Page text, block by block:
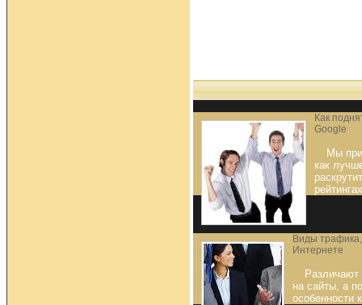
Как
Google
Мы
как
Виды
Интернете
Различают
на сайты, а
особенности